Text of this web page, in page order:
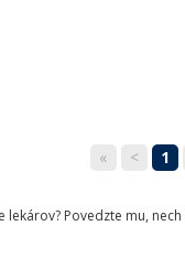
« < 1
lekárov? Povedzte mu,